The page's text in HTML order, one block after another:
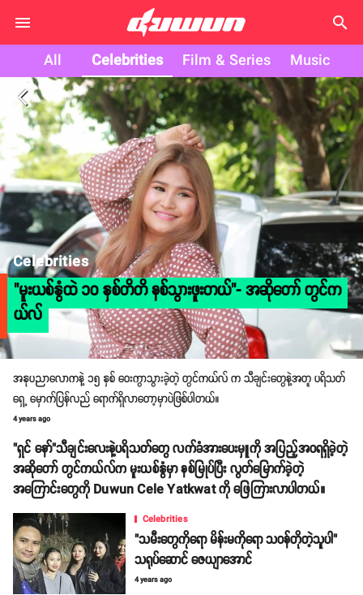
search
All Celebrities Film & Series Music
arrow_back_ios
Celebrities
"မူးယစ်နွံထဲ ၁၀ နှစ်တိတိ နစ်သွားဖူးတယ်"- အဆိုတော် တွင်က
ယ်လ်
အနုပညာလောကနဲ့ ၁၅ နှစ် ဝေးကွာသွားခဲ့တဲ့ တွင်ကယ်လ် က သီချင်းတွေနဲ့အတူ ပရိသတ်
ရှေ့ မှောက်ပြန်လည် ရောက်ရှိလာတော့မှာပဲဖြစ်ပါတယ်။
4 years ago
"ရှင် နော်"သီချင်းလေးနဲ့ပရိသတ်တွေ လက်ခံအားပေးမှူကို အပြည့်အဝရရှိခဲ့တဲ့
အဆိုတော် တွင်ကယ်လ်က မူးယစ်နွံမှာ နစ်မြုပ်ပြီး လွတ်မြောက်ခဲ့တဲ့
အကြောင်းတွေကို Duwun Cele Yatkwat ကို ဖြေကြားလာပါတယ်။
Celebrities
"သမီးတွေကိုရော မိန်းမကိုရော သဝန်တိုတဲ့သူပါ"
သရုပ်ဆောင် ဇေယျာအောင်
4 years ago